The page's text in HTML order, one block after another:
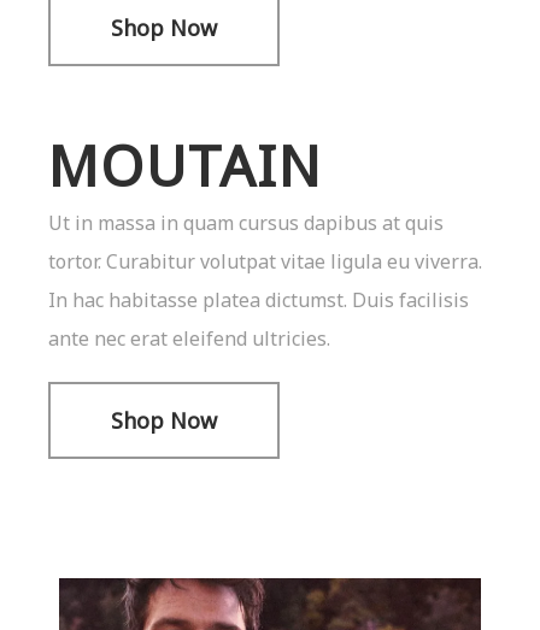
Shop Now
MOUTAIN
Ut in massa in quam cursus dapibus at quis
tortor. Curabitur volutpat vitae ligula eu viverra.
In hac habitasse platea dictumst. Duis facilisis
ante nec erat eleifend ultricies.
Shop Now